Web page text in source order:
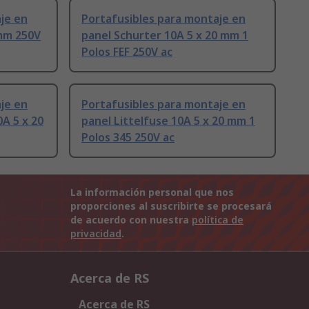
en
250V
Portafusibles para montaje en
panel Schurter 10A 5 x 20 mm 1
Polos FEF 250V ac
en
5 x 20
Portafusibles para montaje en
panel Littelfuse 10A 5 x 20 mm 1
Polos 345 250V ac
La información personal que nos
proporciones al suscribirte se procesará
de acuerdo con nuestra política de
privacidad.
Acerca de RS
Acerca de RS